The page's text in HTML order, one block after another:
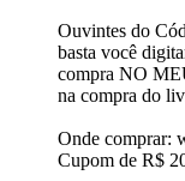
Ouvintes do
basta você
compra NO
na compra do
Onde comprar:
Cupom de R$